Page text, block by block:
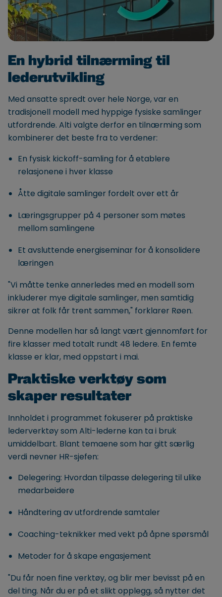
En hybrid tilnærming til
lederutvikling
Med ansatte spredt over hele Norge, var en
tradisjonell modell med hyppige fysiske samlinger
utfordrende. Alti valgte derfor en tilnærming som
kombinerer det beste fra to verdener:
En fysisk kickoff-samling for å etablere
relasjonene i hver klasse
Åtte digitale samlinger fordelt over ett år
Læringsgrupper på 4 personer som møtes
mellom samlingene
Et avsluttende energiseminar for å konsolidere
læringen
"Vi måtte tenke annerledes med en modell som
inkluderer mye digitale samlinger, men samtidig
sikrer at folk får trent sammen," forklarer Røen.
Denne modellen har så langt vært gjennomført for
fire klasser med totalt rundt 48 ledere. En femte
klasse er klar, med oppstart i mai.
Praktiske verktøy som
skaper resultater
Innholdet i programmet fokuserer på praktiske
lederverktøy som Alti-lederne kan ta i bruk
umiddelbart. Blant temaene som har gitt særlig
verdi nevner HR-sjefen:
Delegering: Hvordan tilpasse delegering til ulike
medarbeidere
Håndtering av utfordrende samtaler
Coaching-teknikker med vekt på åpne spørsmål
Metoder for å skape engasjement
"Du får noen fine verktøy, og blir mer bevisst på en
del ting. Når du er på et slikt opplegg, så nytter det